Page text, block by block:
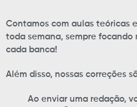
Contamos com aulas teóricas
toda semana, sempre focando
cada banca!
Além disso, nossas correções
Ao enviar uma redação,